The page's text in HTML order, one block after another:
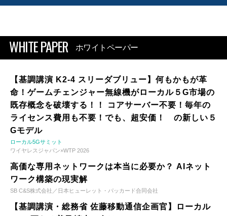
WHITE PAPER ホワイトペーパー
【基調講演 K2-4 スリーダブリュー】何もかもが革
命！ゲームチェンジャー無線機がローカル５G市場の
既存概念を破壊する！！ コアサーバー不要！毎年の
ライセンス費用も不要！でも、超安価！ の新しい５
Gモデル
ローカル5Gサミット
ワイヤレスジャパン×WTP 2026
高価な専用ネットワークは本当に必要か？ AIネット
ワーク構築の現実解
SB C&S株式会社／日本ヒューレット・パッカード合同会社
【基調講演・総務省 佐藤移動通信企画官】ローカル